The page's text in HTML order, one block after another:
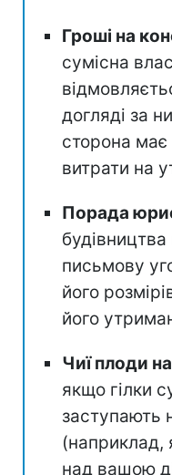
Гроші на
сумісна
догляді за
сторона має
витрати на
Порада
письмову
його
його
Чиї плоди
якщо гілки
заступають
(наприклад,
над вашою